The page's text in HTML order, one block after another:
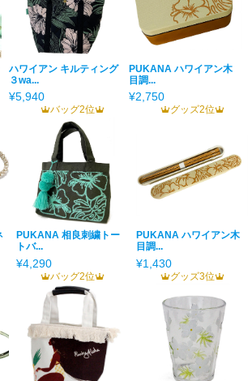
ハワイアン キルティング
３wa...
¥5,940
PUKANA ハワイアン木
目調...
¥2,750
バッグ2位
PUKANA 相良刺繍トー
トバ...
¥4,290
グッズ2位
PUKANA ハワイアン木
目調...
¥1,430
バッグ2位 グッズ3位